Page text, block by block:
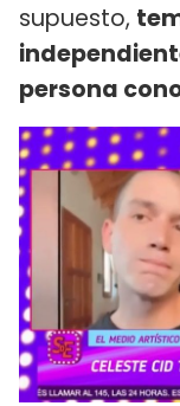
supuesto,
persona